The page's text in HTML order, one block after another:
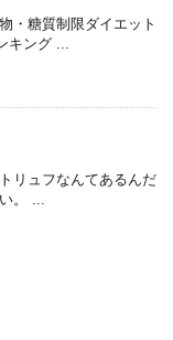
・糖質制限ダイエット
ング ...
リュフなんてあるんだ
。 ...